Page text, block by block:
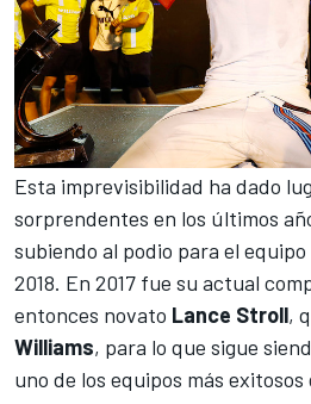
Esta imprevisibilidad ha dado
sorprendentes en los últimos
subiendo al podio para el equipo
2018. En 2017 fue su actual
entonces novato Lance Stroll,
Williams, para lo que sigue
uno de los equipos más